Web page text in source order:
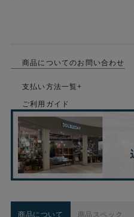
商品についてのお問い合わせ
支払い方法一覧+
ご利用ガイド
商品について 商品スペック